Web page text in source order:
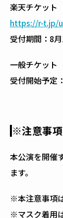
楽天チケット
https://r-t.jp/
受付期間：8
一般チケット
受付開始予定
※注意事
本公演を開催
ます。
※本注意事項
※マスク着用